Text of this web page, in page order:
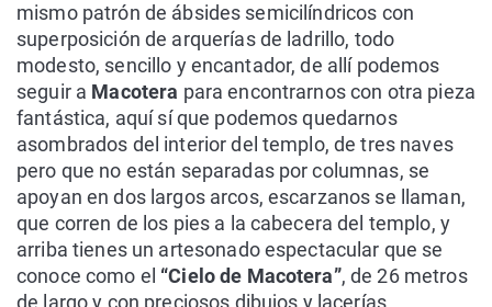
mismo patrón de ábsides semicilíndricos con
superposición de arquerías de ladrillo, todo
modesto, sencillo y encantador, de allí podemos
seguir a Macotera para encontrarnos con otra pieza
fantástica, aquí sí que podemos quedarnos
asombrados del interior del templo, de tres naves
pero que no están separadas por columnas, se
apoyan en dos largos arcos, escarzanos se llaman,
que corren de los pies a la cabecera del templo, y
arriba tienes un artesonado espectacular que se
conoce como el “Cielo de Macotera”, de 26 metros